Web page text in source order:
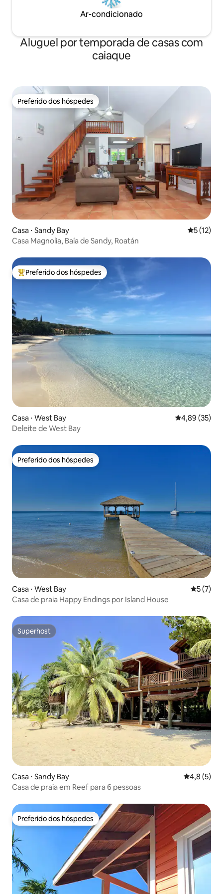
Ar-condicionado
Aluguel por temporada de casas com
caiaque
Preferido dos hóspedes
Preferido dos hóspedes
Casa ⋅ Sandy Bay 5 de uma
5 (12)
Casa Magnolia, Baía de Sandy, Roatán
Entre os melhores preferidos dos hóspedes
Preferido dos hóspedes
Casa ⋅ West Bay 4,89 de uma
4,89 (35)
Deleite de West Bay
Preferido dos hóspedes
Preferido dos hóspedes
Casa ⋅ West Bay 5 de
5 (7)
Casa de praia Happy Endings por Island House
Superhost
Superhost
Casa ⋅ Sandy Bay 4,8 de
4,8 (5)
Casa de praia em Reef para 6 pessoas
Preferido dos hóspedes
Preferido dos hóspedes